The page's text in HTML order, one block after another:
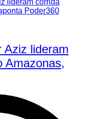
Aziz lideram
Amazonas,